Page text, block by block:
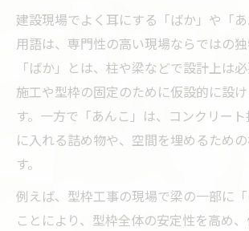
建設現場でよく耳にする「ばか」や「
用語は、専門性の高い現場ならではの独
「ばか」とは、柱や梁などで設計上は必
施工や型枠の固定のために仮設的に設
す。一方で「あんこ」は、コンクリー
に入れる詰め物や、空間を埋めるため
す。
例えば、型枠工事の現場で梁の一部に
ことにより、型枠全体の安定性を高め